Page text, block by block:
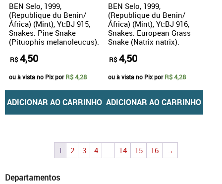
BEN Selo, 1999,
(Republique du Benin/
África) (Mint), Yt:BJ 915,
Snakes. Pine Snake
(Pituophis melanoleucus).
R$ 4,50
ou à vista no Pix porR$ 4,28
ADICIONAR AO CARRINHO
BEN Selo, 1999,
(Republique du Benin/
África) (Mint), Yt:BJ 916,
Snakes. European Grass
Snake (Natrix natrix).
R$ 4,50
ou à vista no Pix porR$ 4,28
ADICIONAR AO CARRINHO
1 2 3 4 14 15 16 →
Departamentos